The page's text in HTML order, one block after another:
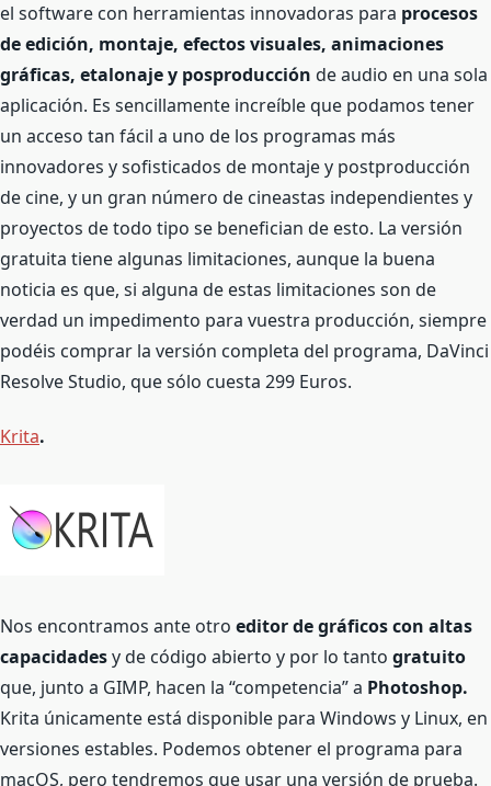
el software con herramientas innovadoras para procesos
de edición, montaje, efectos visuales, animaciones
gráficas, etalonaje y posproducción de audio en una sola
aplicación. Es sencillamente increíble que podamos tener
un acceso tan fácil a uno de los programas más
innovadores y sofisticados de montaje y postproducción
de cine, y un gran número de cineastas independientes y
proyectos de todo tipo se benefician de esto. La versión
gratuita tiene algunas limitaciones, aunque la buena
noticia es que, si alguna de estas limitaciones son de
verdad un impedimento para vuestra producción, siempre
podéis comprar la versión completa del programa, DaVinci
Resolve Studio, que sólo cuesta 299 Euros.
Krita.
Nos encontramos ante otro editor de gráficos con altas
capacidadesy de código abierto y por lo tanto gratuito
que, junto a GIMP, hacen la “competencia” a Photoshop.
Krita únicamente está disponible para Windows y Linux, en
versiones estables. Podemos obtener el programa para
macOS, pero tendremos que usar una versión de prueba.